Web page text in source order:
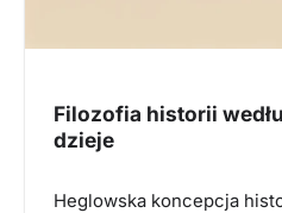
Filozofia historii
dzieje
Heglowska koncepcja